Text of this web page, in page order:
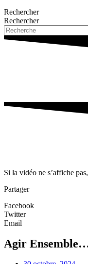
Rechercher
Rechercher
Si la vidéo ne s’affiche
Partager
Facebook
Twitter
Email
Agir